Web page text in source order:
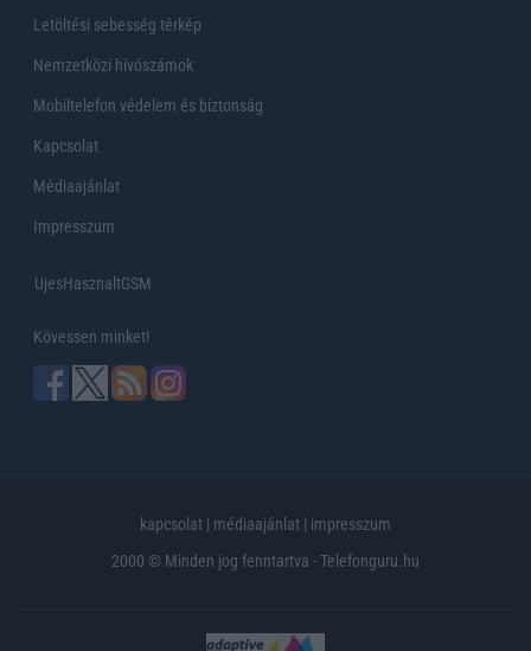
Letöltési sebesség térkép
Nemzetközi hívószámok
Mobiltelefon védelem és biztonság
Kapcsolat
Médiaajánlat
Impresszum
UjesHasznaltGSM
Kövessen minket!
kapcsolat | médiaajánlat | impresszum
2000 © Minden jog fenntartva - Telefonguru.hu